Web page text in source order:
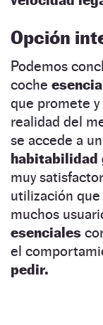
Opción
Podemos
coche
que promete y
realidad del
se accede a
habitabilidad
muy
utilización que
muchos
esenciales
el
pedir.